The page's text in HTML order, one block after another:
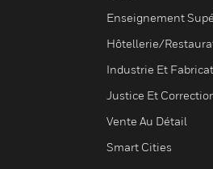
Enseignement
Hôtellerie/
Industrie Et
Justice Et
Vente Au Détail
Smart Cities